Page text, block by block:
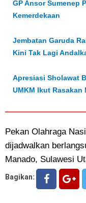
GP Ansor Sumenep
Kemerdekaan
Jembatan Garuda
Kini Tak Lagi
Apresiasi Sholawat
UMKM Ikut Rasakan
Pekan Olahraga
dijadwalkan
Manado, Sulawesi
Bagikan: